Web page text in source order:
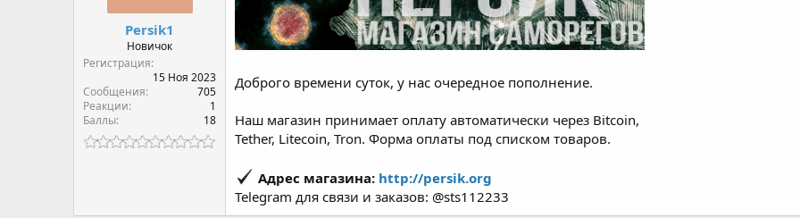
а
Persik1
Новичок
Регистрация
15 Ноя 2023
Сообщения
705
Реакции
1
Баллы
18
Доброго времени суток, у нас очередное пополнение.
Наш магазин принимает оплату автоматически через Bitcoin,
Tether, Litecoin, Tron. Форма оплаты под списком товаров.
Адрес магазина: http://persik.org
Telegram для связи и заказов: @sts112233